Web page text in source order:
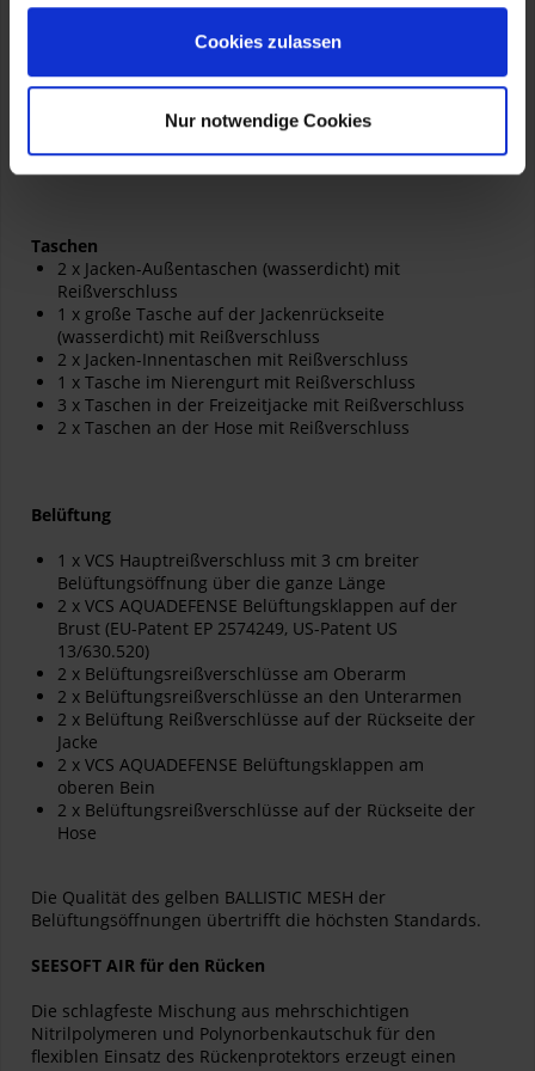
Cookies zulassen
Nur notwendige Cookies
TIZIP® und YKK® Reißverschlüsse
FIDLOCK® Magnetverschlüsse
3M™ Scotchlite™ Reflexmaterial im Schulter- und
Beinbereich
Taschen
2 x Jacken-Außentaschen (wasserdicht) mit
Reißverschluss
1 x große Tasche auf der Jackenrückseite
(wasserdicht) mit Reißverschluss
2 x Jacken-Innentaschen mit Reißverschluss
1 x Tasche im Nierengurt mit Reißverschluss
3 x Taschen in der Freizeitjacke mit Reißverschluss
2 x Taschen an der Hose mit Reißverschluss
Belüftung
1 x VCS Hauptreißverschluss mit 3 cm breiter
Belüftungsöffnung über die ganze Länge
2 x VCS AQUADEFENSE Belüftungsklappen auf der
Brust (EU-Patent EP 2574249, US-Patent US
13/630.520)
2 x Belüftungsreißverschlüsse am Oberarm
2 x Belüftungsreißverschlüsse an den Unterarmen
2 x Belüftung Reißverschlüsse auf der Rückseite der
Jacke
2 x VCS AQUADEFENSE Belüftungsklappen am
oberen Bein
2 x Belüftungsreißverschlüsse auf der Rückseite der
Hose
Die Qualität des gelben BALLISTIC MESH der
Belüftungsöffnungen übertrifft die höchsten Standards.
SEESOFT AIR für den Rücken
Die schlagfeste Mischung aus mehrschichtigen
Nitrilpolymeren und Polynorbenkautschuk für den
flexiblen Einsatz des Rückenprotektors erzeugt einen